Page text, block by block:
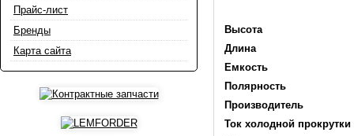
Прайс-лист
Бренды
Карта сайта
Высота
Длина
Емкость
Полярность
Производитель
Ток холодной прокрутки